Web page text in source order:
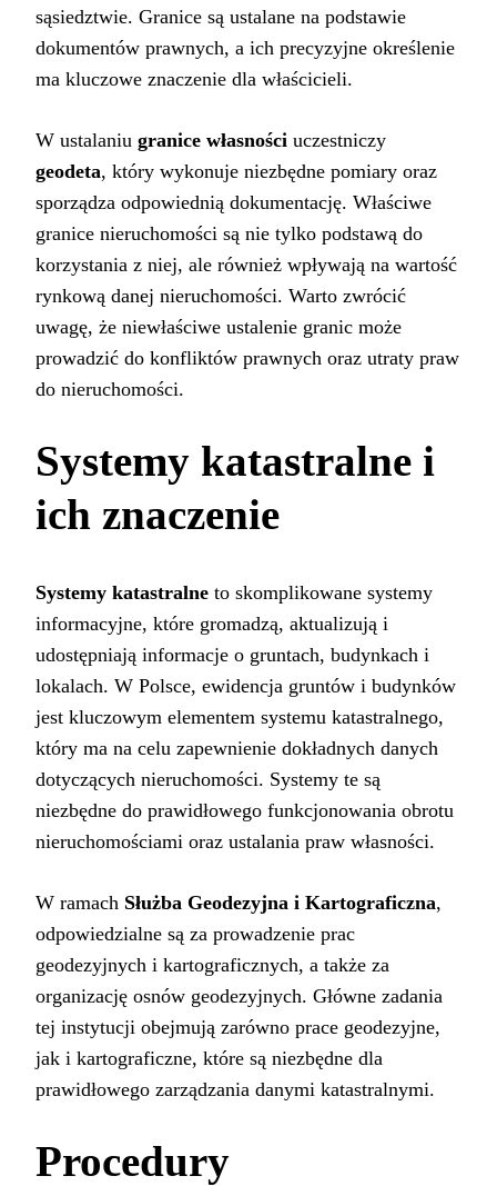
sąsiedztwie. Granice są ustalane na podstawie
dokumentów prawnych, a ich precyzyjne określenie
ma kluczowe znaczenie dla właścicieli.
W ustalaniu granice własności uczestniczy
geodeta, który wykonuje niezbędne pomiary oraz
sporządza odpowiednią dokumentację. Właściwe
granice nieruchomości są nie tylko podstawą do
korzystania z niej, ale również wpływają na wartość
rynkową danej nieruchomości. Warto zwrócić
uwagę, że niewłaściwe ustalenie granic może
prowadzić do konfliktów prawnych oraz utraty praw
do nieruchomości.
Systemy katastralne i
ich znaczenie
Systemy katastralne to skomplikowane systemy
informacyjne, które gromadzą, aktualizują i
udostępniają informacje o gruntach, budynkach i
lokalach. W Polsce, ewidencja gruntów i budynków
jest kluczowym elementem systemu katastralnego,
który ma na celu zapewnienie dokładnych danych
dotyczących nieruchomości. Systemy te są
niezbędne do prawidłowego funkcjonowania obrotu
nieruchomościami oraz ustalania praw własności.
W ramach Służba Geodezyjna i Kartograficzna,
odpowiedzialne są za prowadzenie prac
geodezyjnych i kartograficznych, a także za
organizację osnów geodezyjnych. Główne zadania
tej instytucji obejmują zarówno prace geodezyjne,
jak i kartograficzne, które są niezbędne dla
prawidłowego zarządzania danymi katastralnymi.
Procedury